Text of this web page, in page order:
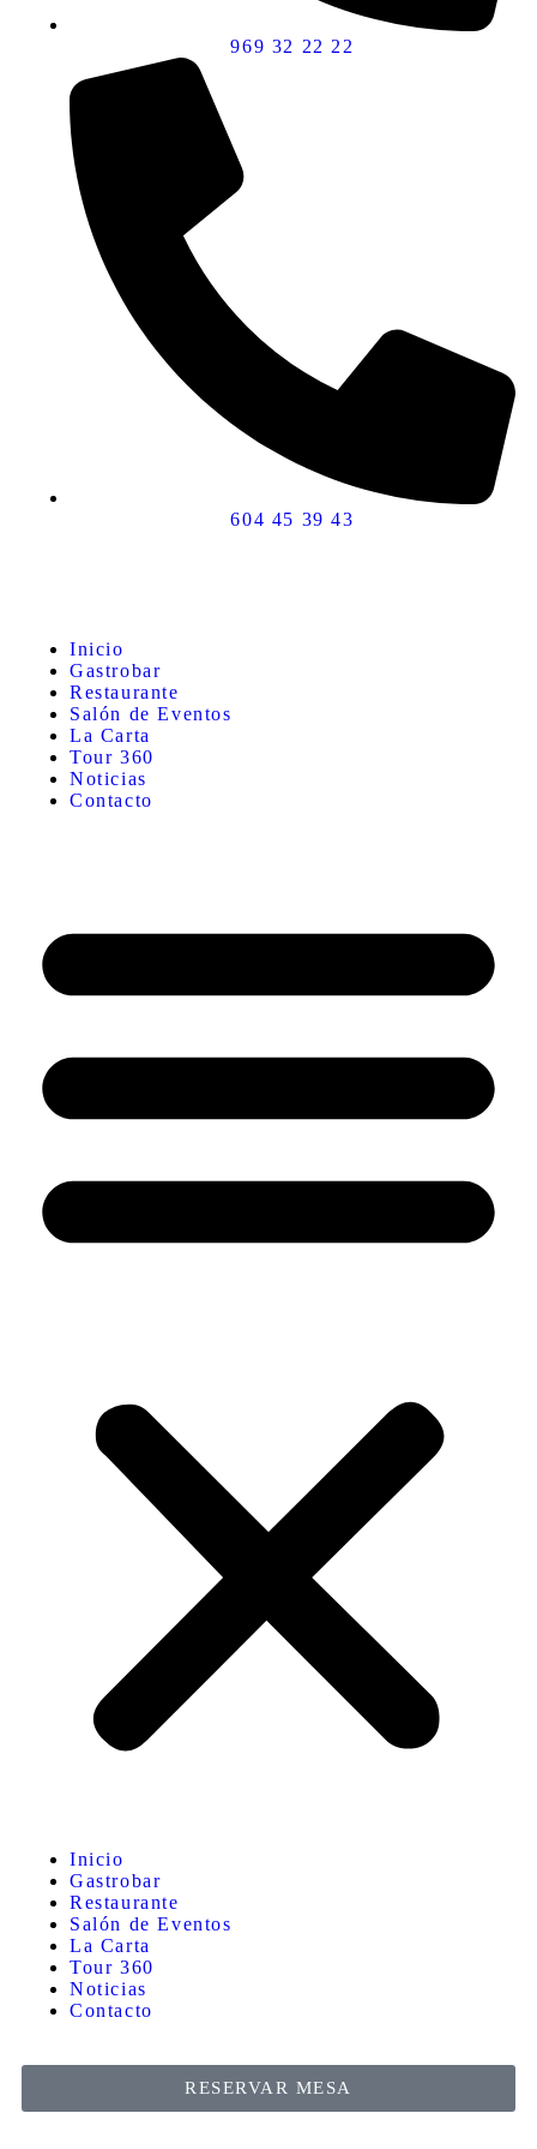
969 32 22 22
604 45 39 43
Inicio
Gastrobar
Restaurante
Salón de Eventos
La Carta
Tour 360
Noticias
Contacto
Inicio
Gastrobar
Restaurante
Salón de Eventos
La Carta
Tour 360
Noticias
Contacto
RESERVAR MESA